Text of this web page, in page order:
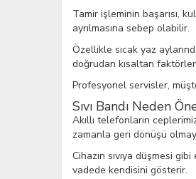
Tamir işleminin başarısı,
ayrılmasına sebep olabilir.
Özellikle sıcak yaz
doğrudan kısaltan faktörler
Profesyonel servisler,
Sıvı Bandı Neden
Akıllı telefonların
zamanla geri dönüşü
Cihazın sıvıya düşmesi
vadede kendisini gösterir.